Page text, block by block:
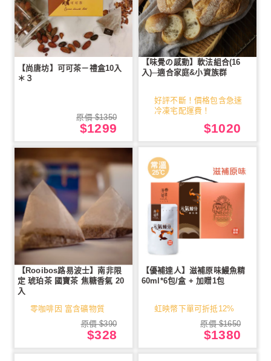
【尚唐坊】可可茶－禮盒10入
＊３
原價 $1350
$1299
【味覺の感動】軟法組合(16
入)─適合家庭&小資族群
好評不斷！價格包含急速
冷凍宅配運費！
$1020
【Rooibos路易波士】南非限
定 琥珀茶 國寶茶 焦糖香氣 20
入
零咖啡因 富含礦物質
原價 $390
$328
【優補達人】滋補原味鰻魚精
60ml*6包/盒 + 加贈1包
虹映幣下單可折抵12%
原價 $1650
$1380